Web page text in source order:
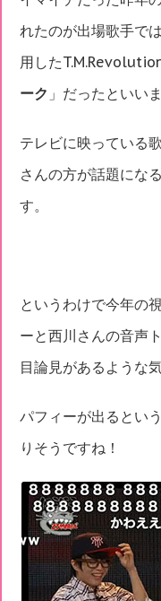
れたのが出場歌手で
用した
ーク 」だったといいま
テレビに映っている
さんの方が話題にな
す。
というわけで今年の
ーと西川さんの音声
目論見があるような
パフィーが出るとい
りそうですね！